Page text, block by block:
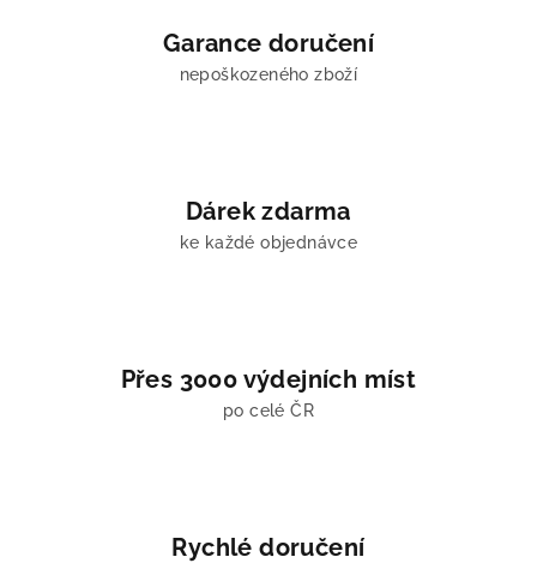
Garance doručení
nepoškozeného zboží
Dárek zdarma
ke každé objednávce
Přes 3000 výdejních míst
po celé ČR
Rychlé doručení